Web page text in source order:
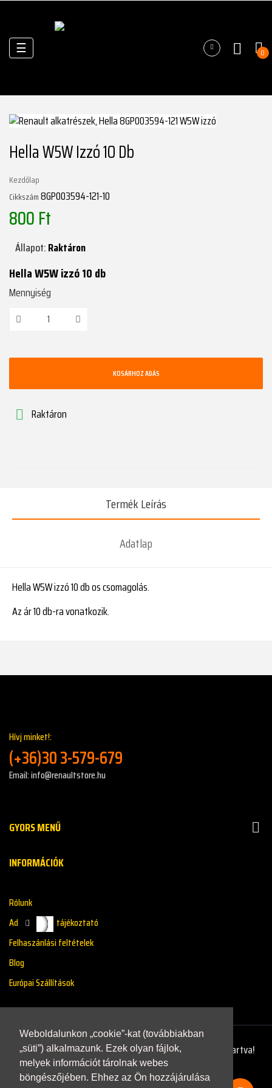
Weboldalunkon „cookie”-kat (továbbiakban
„süti”) alkalmazunk. Ezek olyan fájlok,
melyek információt tárolnak webes
böngészőjében. Ehhez az Ön hozzájárulása
Váltás
a
☰ 0
Hella W5W Izzó 10 Db
Kezdőlap
Cikkszám8GP003594-121-10
800 Ft
Állapot:Raktáron
Hella W5W izzó 10 db
Mennyiség
KOSÁRHOZ ADÁS
 Raktáron
Termék Leírás
Adatlap
Hella W5W izzó 10 db os csomagolás.
Az ár 10 db-ra vonatkozik.
Hívj minket!:
(+36)30 3-579-679
Email: info@renaultstore.hu
GYORS MENŰ 
INFORMÁCIÓK
Rólunk
Adatkazelési tájékoztató
Felhaszánlási feltételek
Blog
Európai Szállítások
Copyright © 2021 - Renaultstore.hu - Minden Jog Fenntartva!